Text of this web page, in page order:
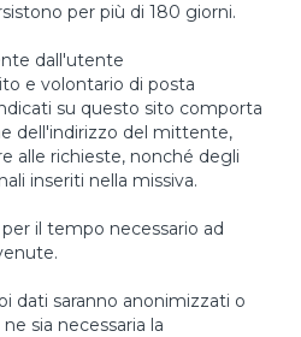
per più di 180 giorni.
dall'utente
e volontario di posta
su questo sito comporta
dell'indirizzo del mittente,
alle richieste, nonché degli
inseriti nella missiva.
il tempo necessario ad
dati saranno anonimizzati o
sia necessaria la